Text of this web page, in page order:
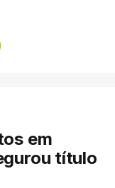
cimentou a
o
a Lewis
quinto, para
que o britânico
em
título